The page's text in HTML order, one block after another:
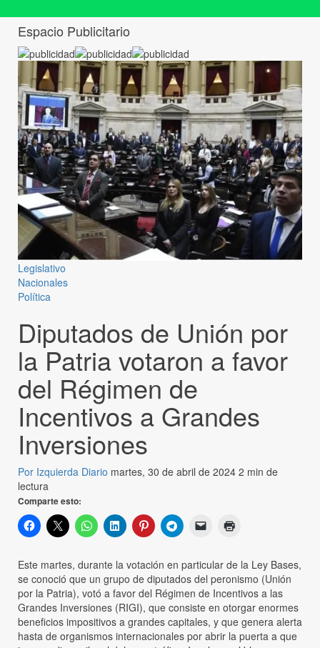
Espacio Publicitario
Legislativo
Nacionales
Política
Diputados de Unión por
la Patria votaron a favor
del Régimen de
Incentivos a Grandes
Inversiones
Por Izquierda Diario martes, 30 de abril de 2024 2 min de
lectura
Comparte esto:
Este martes, durante la votación en particular de la Ley Bases,
se conoció que un grupo de diputados del peronismo (Unión
por la Patria), votó a favor del Régimen de Incentivos a las
Grandes Inversiones (RIGI), que consiste en otorgar enormes
beneficios impositivos a grandes capitales, y que genera alerta
hasta de organismos internacionales por abrir la puerta a que